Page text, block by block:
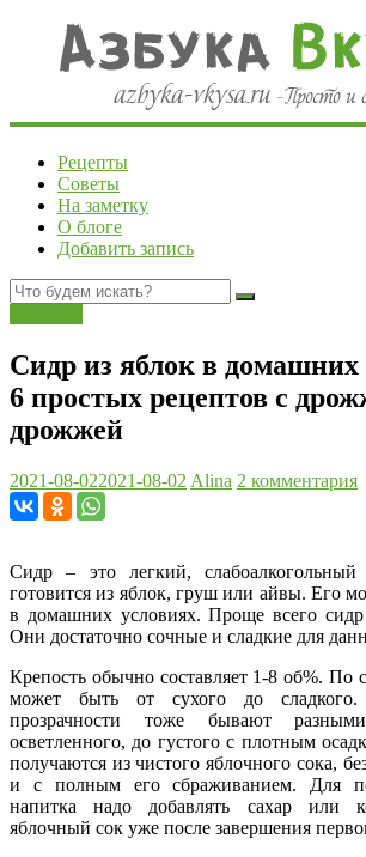
Рецепты
Советы
На заметку
О блоге
Добавить запись
Сидр из яблок в
6 простых рецептов с
дрожжей
2021-08-022021-08-02 Alina 2 комментария
Сидр – это легкий, слабоалкогольный
готовится из яблок, груш или айвы. Его
в домашних условиях. Проще всего сидр
Они достаточно сочные и сладкие для
Крепость обычно составляет 1-8 об%. По
может быть от сухого до
прозрачности тоже бывают
осветленного, до густого с плотным
получаются из чистого яблочного сока,
и с полным его сбраживанием. Для
напитка надо добавлять сахар или
яблочный сок уже после завершения